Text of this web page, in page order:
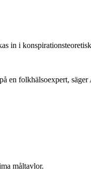
in i
en folkhälsoexpert,
måltavlor.